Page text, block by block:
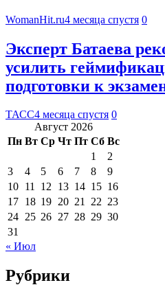
WomanHit.ru4 месяца спустя 0
Эксперт Батаева
усилить
подготовки к
ТАСС4 месяца спустя 0
Август 2026
Пн Вт Ср Чт Пт Сб Вс
1
2
3
4 5 6 7 8
9
10 11 12 13 14 15 16
17 18 19 20 21 22 23
24 25 26 27 28 29 30
31
« Июл
Рубрики